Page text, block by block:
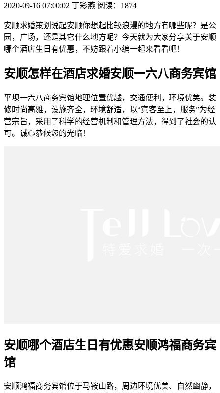
2020-09-16 07:00:02 丁彩燕 阅读：1874
安顺求婚策划说起安顺你想起比较浪漫的地方有哪些呢？是公
园，广场，还是其它什么地方呢？今天就为大家分享关于安顺
哪个酒店生日有优惠，不妨跟着小编一起来看看吧！
安顺怎样在酒店求婚安顺一六八商务宾馆
平坝一六八商务宾馆地理位置优越，交通便利，环境优美。装
修时尚高雅，设施齐全，环境舒适，以“宾客至上，服务”为经
营宗旨，采用了科学的经营机制和管理方法，得到了社会的认
可。诚心恭候您的光临！
安顺哪个酒店生日有优惠安顺鸿福商务宾
馆
安顺鸿福商务宾馆位于马鞍山路，周边环境优美、自然幽静，